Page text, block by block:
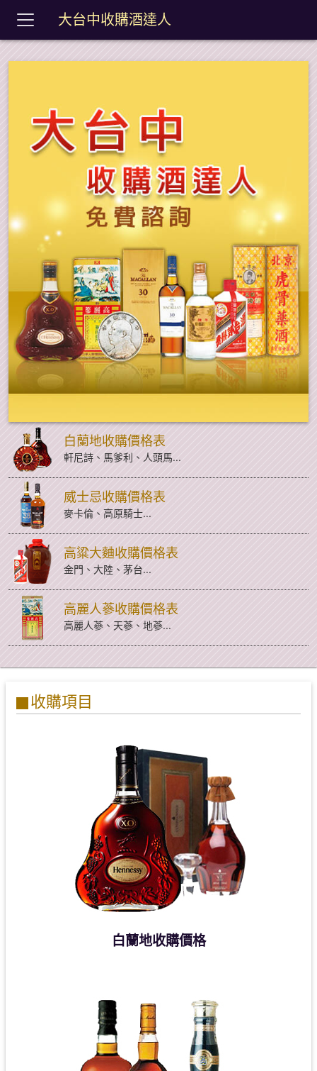
大台中收購酒達人
白蘭地收購價格表
軒尼詩、馬爹利、人頭馬...
威士忌收購價格表
麥卡倫、高原騎士...
高粱大麯收購價格表
金門、大陸、茅台...
高麗人蔘收購價格表
高麗人蔘、天蔘、地蔘...
收購項目
白蘭地收購價格